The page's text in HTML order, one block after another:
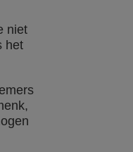
niet
het